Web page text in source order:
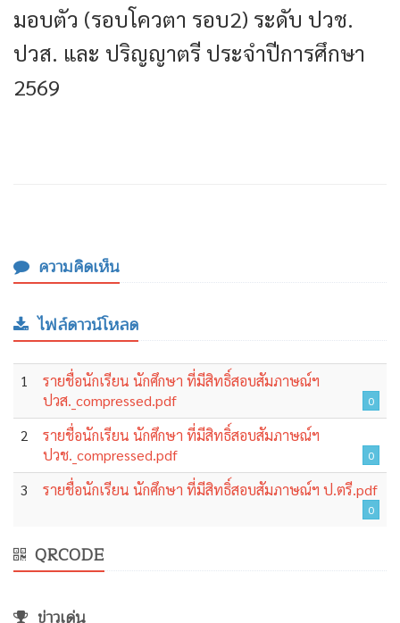
มอบตัว (รอบโควตา รอบ2) ระดับ ปวช.
ปวส. และ ปริญญาตรี ประจำปีการศึกษา
2569
ความคิดเห็น
ไฟล์ดาวน์โหลด
1
รายชื่อนักเรียน นักศึกษา ที่มีสิทธิ์สอบสัมภาษณ์ฯ
ปวส._compressed.pdf
0
2
รายชื่อนักเรียน นักศึกษา ที่มีสิทธิ์สอบสัมภาษณ์ฯ
ปวช._compressed.pdf
0
3 รายชื่อนักเรียน นักศึกษา ที่มีสิทธิ์สอบสัมภาษณ์ฯ ป.ตรี.pdf
0
QRCODE
ข่าวเด่น